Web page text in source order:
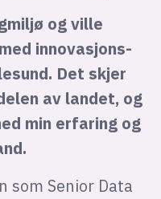
og ville
innovasjons-
Det skjer
av landet, og
min erfaring og
som Senior Data